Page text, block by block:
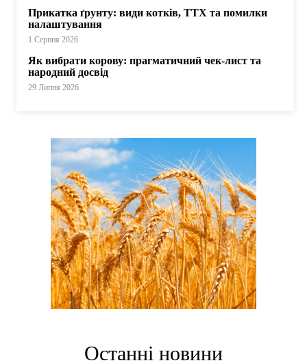
Прикатка ґрунту: види котків, ТТХ та помилки
налаштування
1 Серпня 2026
Як вибрати корову: прагматичний чек-лист та
народний досвід
29 Липня 2026
Останні новини